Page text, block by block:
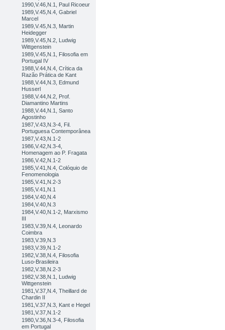
1990,V.46,N.1, Paul Ricoeur
1989,V.45,N.4, Gabriel
Marcel
1989,V.45,N.3, Martin
Heidegger
1989,V.45,N.2, Ludwig
Wittgenstein
1989,V.45,N.1, Filosofia em
Portugal IV
1988,V.44,N.4, Crítica da
Razão Prática de Kant
1988,V.44,N.3, Edmund
Husserl
1988,V.44,N.2, Prof.
Diamantino Martins
1988,V.44,N.1, Santo
Agostinho
1987,V.43,N.3-4, Fil.
Portuguesa Contemporânea
1987,V.43,N.1-2
1986,V.42,N.3-4,
Homenagem ao P. Fragata
1986,V.42,N.1-2
1985,V.41,N.4, Colóquio de
Fenomenologia
1985,V.41,N.2-3
1985,V.41,N.1
1984,V.40,N.4
1984,V.40,N.3
1984,V.40,N.1-2, Marxismo
III
1983,V.39,N.4, Leonardo
Coimbra
1983,V.39,N.3
1983,V.39,N.1-2
1982,V.38,N.4, Filosofia
Luso-Brasileira
1982,V.38,N.2-3
1982,V.38,N.1, Ludwig
Wittgenstein
1981,V.37,N.4, Theillard de
Chardin II
1981,V.37,N.3, Kant e Hegel
1981,V.37,N.1-2
1980,V.36,N.3-4, Filosofia
em Portugal